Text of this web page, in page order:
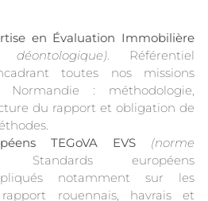
en Évaluation Immobilière
déontologique). Référentiel
toutes nos missions
Normandie : méthodologie,
du rapport et obligation de
TEGoVA EVS
(norme
européens
notamment sur les
rouennais, havrais et